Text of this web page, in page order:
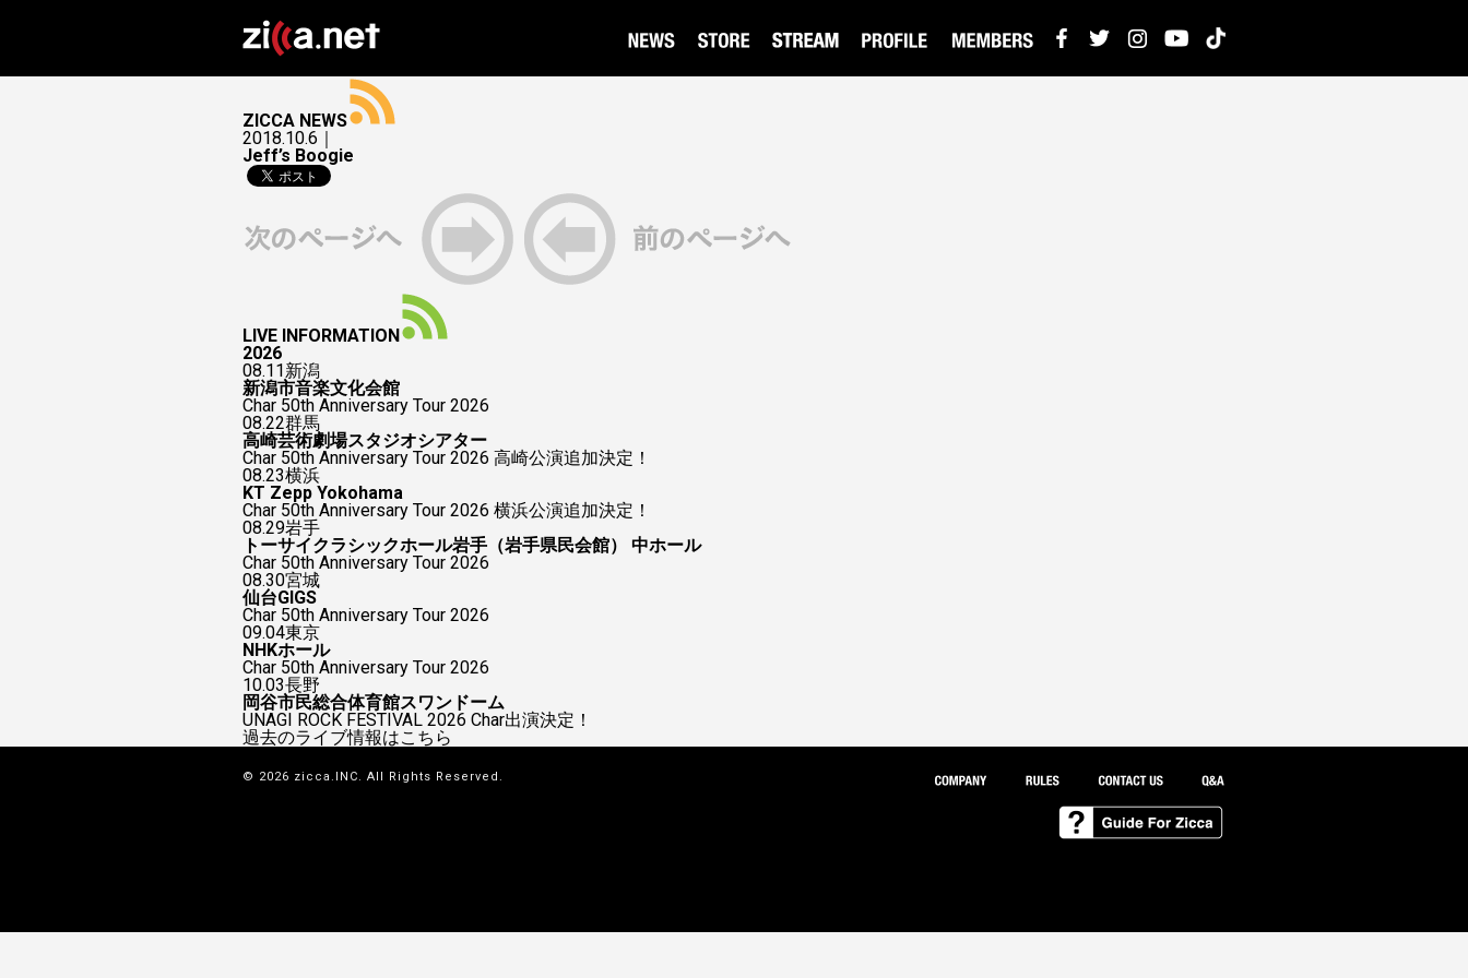
ZICCA NEWS
2018.10.6｜
Jeff’s Boogie
LIVE INFORMATION
2026
08.11新潟
新潟市音楽文化会館
Char 50th Anniversary Tour 2026
08.22群馬
高崎芸術劇場スタジオシアター
Char 50th Anniversary Tour 2026 高崎公演追加決定！
08.23横浜
KT Zepp Yokohama
Char 50th Anniversary Tour 2026 横浜公演追加決定！
08.29岩手
トーサイクラシックホール岩手（岩手県民会館） 中ホール
Char 50th Anniversary Tour 2026
08.30宮城
仙台GIGS
Char 50th Anniversary Tour 2026
09.04東京
NHKホール
Char 50th Anniversary Tour 2026
10.03長野
岡谷市民総合体育館スワンドーム
UNAGI ROCK FESTIVAL 2026 Char出演決定！
過去のライブ情報はこちら
© 2026 zicca.INC. All Rights Reserved.